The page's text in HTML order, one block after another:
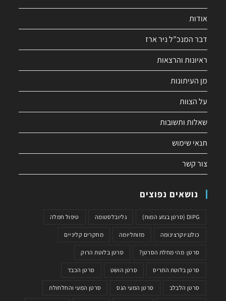
אודות
דבר המנכ”ל ניר ארז
ראיונות והרצאות
מן העיתונות
על הצוות
שאלות ותשובות
תנאי שימוש
צור קשר
נושאים נפוצים
DIPG (סרטן בגזע המוח) גליובלסטומה טיפול חמלה
כולנגיוקרצינומה מזותליומה מחקרים קליניים
סרטן: מהי מחלת הסרטן? סרטן בלוטת הרוק
סרטן בלוטת התריס סרטן הושט סרטן הכבד
סרטן הלבלב סרטן המעי הגס סרטן המעי והחלחולת